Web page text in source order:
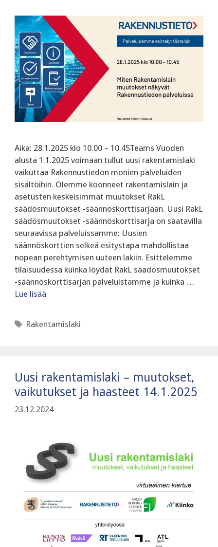
Aika: 28.1.2025 klo 10.00 – 10.45Teams Vuoden
alusta 1.1.2025 voimaan tullut uusi rakentamislaki
vaikuttaa Rakennustiedon monien palveluiden
sisältöihin. Olemme koonneet rakentamislain ja
asetusten keskeisimmät muutokset RakL
säädösmuutokset -säännöskorttisarjaan. Uusi RakL
säädösmuutokset -säännöskorttisarja on saatavilla
seuraavissa palveluissamme: Uusien
säännöskorttien selkeä esitystapa mahdollistaa
nopean perehtymisen uuteen lakiin. Esittelemme
tilaisuudessa kuinka löydät RakL säädösmuutokset
-säännöskorttisarjan palveluistamme ja kuinka …
Lue lisää
Avainsanat
Rakentamislaki
Uusi rakentamislaki – muutokset,
vaikutukset ja haasteet 14.1.2025
23.12.2024